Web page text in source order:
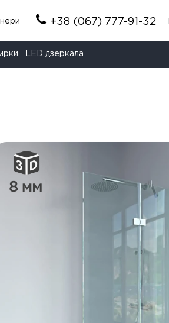
+38 (067) 777-91-32
LED дзеркала